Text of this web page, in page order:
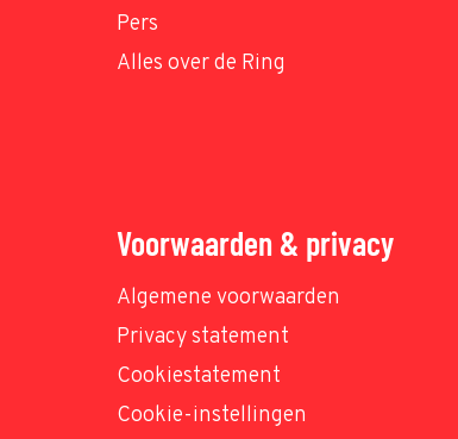
Pers
Alles over de Ring
Voorwaarden & privacy
Algemene voorwaarden
Privacy statement
Cookiestatement
Cookie-instellingen